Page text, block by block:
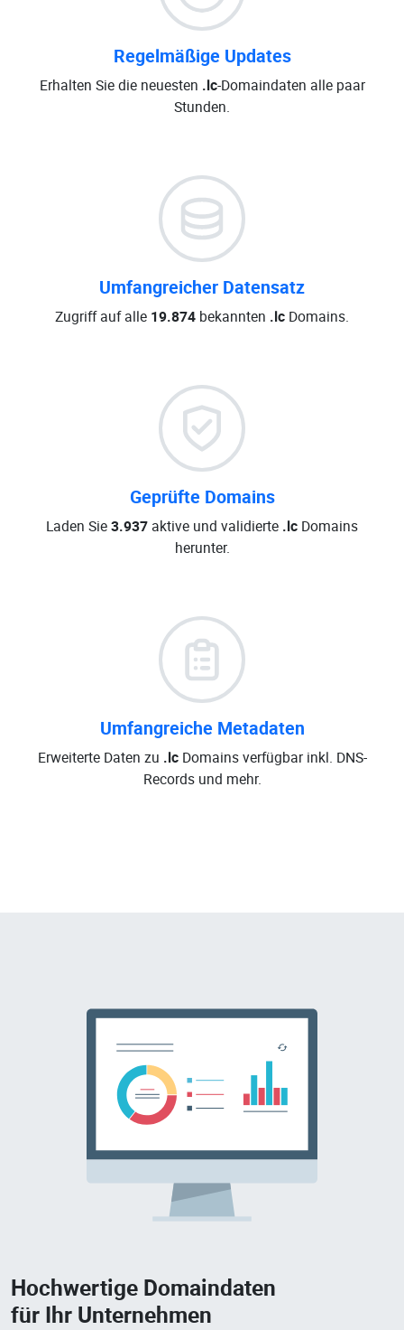
Regelmäßige Updates
Erhalten Sie die neuesten .lc-Domaindaten alle paar
Stunden.
Umfangreicher Datensatz
Zugriff auf alle 19.874 bekannten .lc Domains.
Geprüfte Domains
Laden Sie3.937 aktive und validierte .lc Domains
herunter.
Umfangreiche Metadaten
Erweiterte Daten zu .lcDomains verfügbar inkl. DNS-
Records und mehr.
Hochwertige Domaindaten
für Ihr Unternehmen